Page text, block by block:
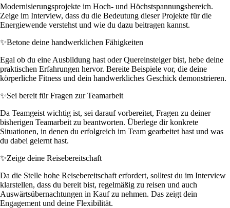
Modernisierungsprojekte im Hoch- und Höchstspannungsbereich.
Zeige im Interview, dass du die Bedeutung dieser Projekte für die
Energiewende verstehst und wie du dazu beitragen kannst.
✨Betone deine handwerklichen Fähigkeiten
Egal ob du eine Ausbildung hast oder Quereinsteiger bist, hebe deine
praktischen Erfahrungen hervor. Bereite Beispiele vor, die deine
körperliche Fitness und dein handwerkliches Geschick demonstrieren.
✨Sei bereit für Fragen zur Teamarbeit
Da Teamgeist wichtig ist, sei darauf vorbereitet, Fragen zu deiner
bisherigen Teamarbeit zu beantworten. Überlege dir konkrete
Situationen, in denen du erfolgreich im Team gearbeitet hast und was
du dabei gelernt hast.
✨Zeige deine Reisebereitschaft
Da die Stelle hohe Reisebereitschaft erfordert, solltest du im Interview
klarstellen, dass du bereit bist, regelmäßig zu reisen und auch
Auswärtsübernachtungen in Kauf zu nehmen. Das zeigt dein
Engagement und deine Flexibilität.